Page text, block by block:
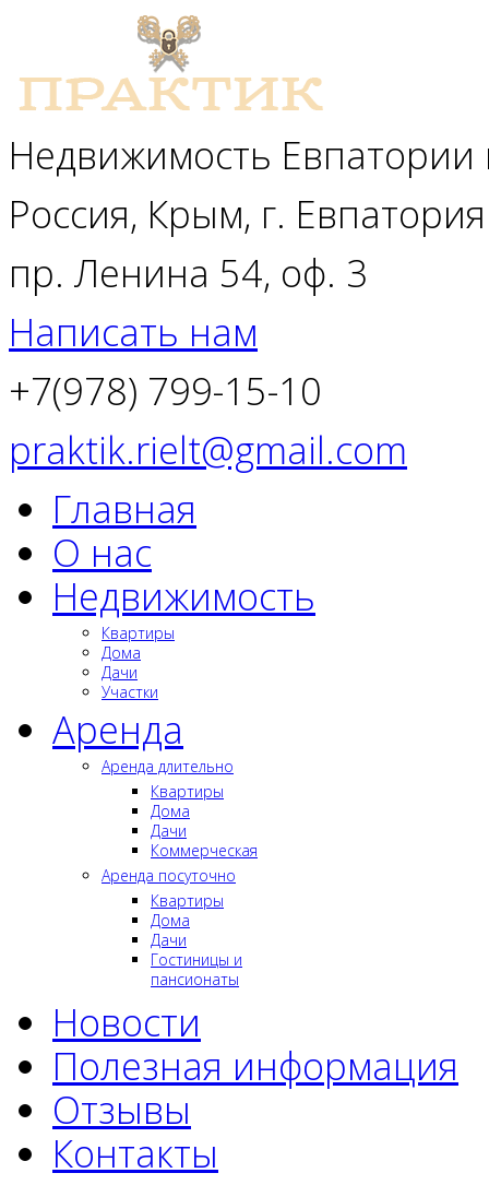
Недвижимость
Россия, Крым, г. Евпатория
пр. Ленина 54, оф. 3
Написать нам
+7(978) 799-15-10
praktik.rielt@gmail.com
Главная
О нас
Недвижимость
Квартиры
Дома
Дачи
Участки
Аренда
Аренда длительно
Квартиры
Дома
Дачи
Коммерческая
Аренда посуточно
Квартиры
Дома
Дачи
Гостиницы и
пансионаты
Новости
Полезная информация
Отзывы
Контакты